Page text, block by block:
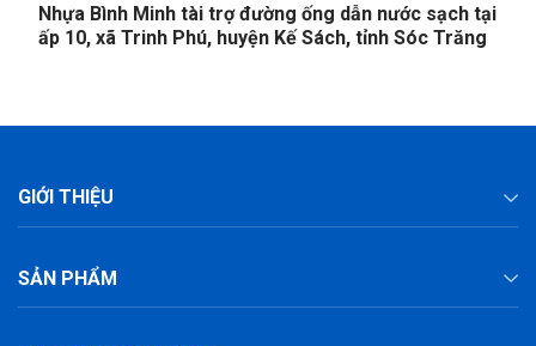
Nhựa Bình Minh tài trợ đường ống dẫn nước sạch tại
ấp 10, xã Trinh Phú, huyện Kế Sách, tỉnh Sóc Trăng
GIỚI THIỆU
SẢN PHẨM